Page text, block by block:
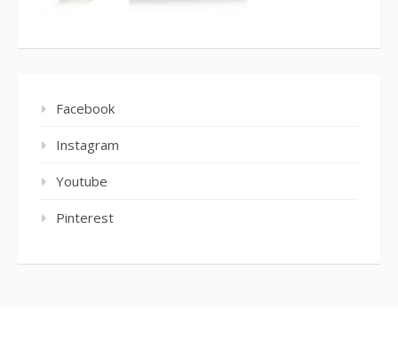
Facebook
Instagram
Youtube
Pinterest